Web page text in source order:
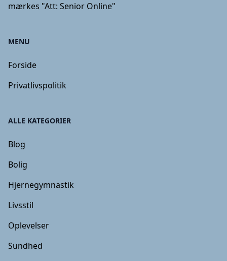
mærkes "Att: Senior Online"
MENU
Forside
Privatlivspolitik
ALLE KATEGORIER
Blog
Bolig
Hjernegymnastik
Livsstil
Oplevelser
Sundhed